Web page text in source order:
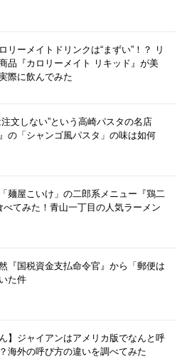
リーメイトドリンクは“まずい”！？ リ
品『カロリーメイト リキッド』が美
際に飲んでみた
文しない”という高崎パスタの名店
』の「シャンゴ風パスタ」の味は如何
麺屋こいけ」の二郎系メニュー『鶏二
べてみた！青山一丁目の人気ラーメン
然『国税資金支払命令官』から「郵便は
た件
ん】ジャイアンはアメリカ版でなんと呼
海外の呼び方の違いを調べてみた